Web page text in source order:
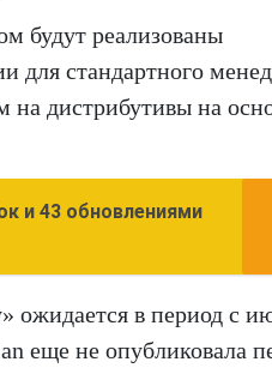
будут реализованы
для стандартного
дистрибутивы на
и 43 обновлениями
ожидается в период с
еще не опубликовала